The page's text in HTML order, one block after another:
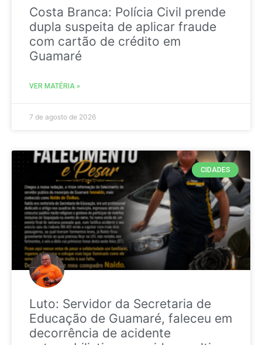
Costa Branca: Polícia Civil prende
dupla suspeita de aplicar fraude
com cartão de crédito em
Guamaré
VER MATÉRIA »
7 de agosto de 2026
CIDADES
Luto: Servidor da Secretaria de
Educação de Guamaré, faleceu em
decorrência de acidente